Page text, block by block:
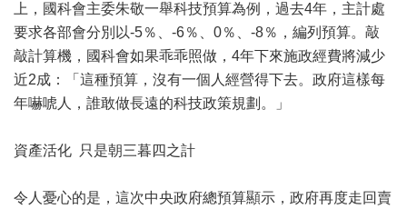
上，國科會主委朱敬一舉科技預算為例，過去4年，主計處
要求各部會分別以-5％、-6％、0％、-8％，編列預算。敲
敲計算機，國科會如果乖乖照做，4年下來施政經費將減少
近2成：「這種預算，沒有一個人經營得下去。政府這樣每
年嚇唬人，誰敢做長遠的科技政策規劃。」
資產活化 只是朝三暮四之計
令人憂心的是，這次中央政府總預算顯示，政府再度走回賣